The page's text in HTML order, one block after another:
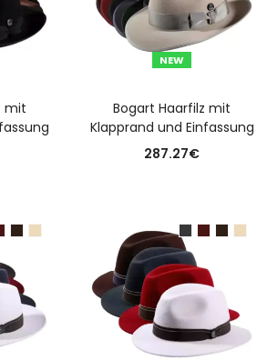
mit
NEW
Bogart Haarfilz mit
Klapprand und Einfassung
287.27€